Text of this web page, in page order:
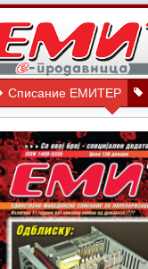
Списание ЕМИТЕР